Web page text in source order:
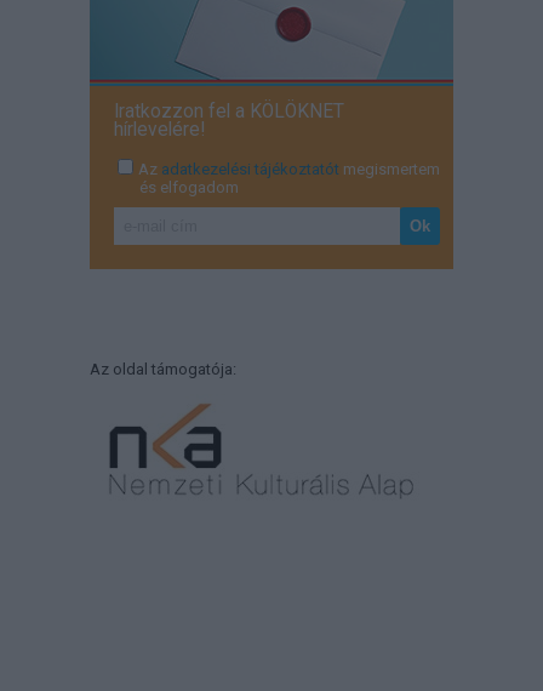
Iratkozzon fel a KÖLÖKNET
hírlevelére!
Az adatkezelési tájékoztatót megismertem
és elfogadom
Az oldal támogatója: